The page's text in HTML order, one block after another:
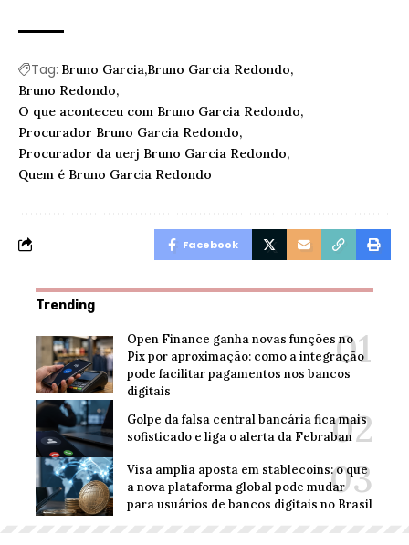
Tag: Bruno Garcia Bruno Garcia Redondo
Bruno Redondo
O que aconteceu com Bruno Garcia Redondo
Procurador Bruno Garcia Redondo
Procurador da uerj Bruno Garcia Redondo
Quem é Bruno Garcia Redondo
Facebook
Trending
Open Finance ganha novas funções no
Pix por aproximação: como a integração
pode facilitar pagamentos nos bancos
digitais
Golpe da falsa central bancária fica mais
sofisticado e liga o alerta da Febraban
Visa amplia aposta em stablecoins: o que
a nova plataforma global pode mudar
para usuários de bancos digitais no Brasil